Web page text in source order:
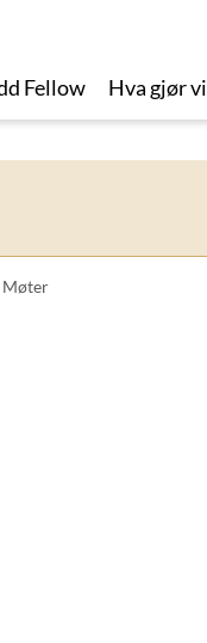
Fellow Hva gjør vi
Møter